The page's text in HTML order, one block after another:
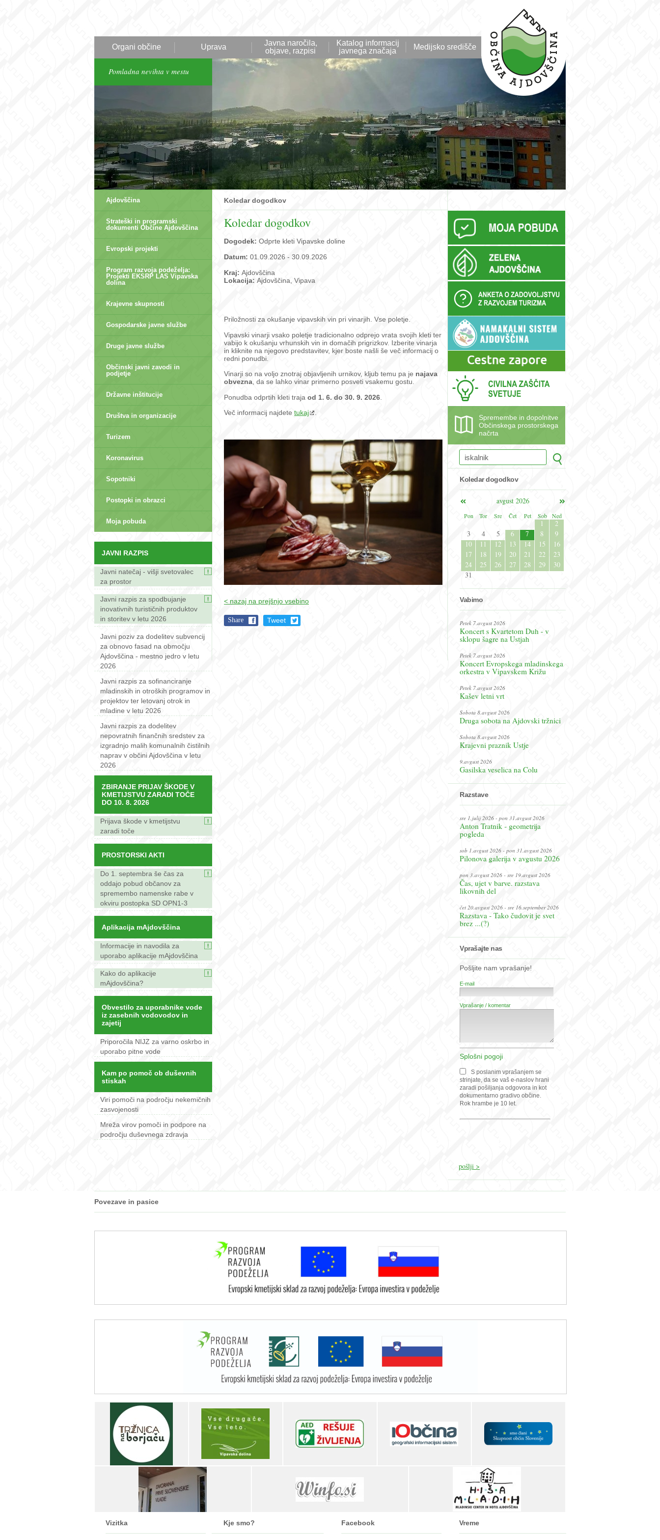
Organi občine Uprava
Javna naročila,
objave, razpisi
Katalog informacij
javnega značaja
Medijsko središče
Pomladna nevihta v mestu
Ajdovščina
Strateški in programski
dokumenti Občine Ajdovščina
Evropski projekti
Program razvoja podeželja:
Projekti EKSRP LAS Vipavska
dolina
Krajevne skupnosti
Gospodarske javne službe
Druge javne službe
Občinski javni zavodi in
podjetje
Državne inštitucije
Društva in organizacije
Turizem
Koronavirus
Sopotniki
Postopki in obrazci
Moja pobuda
JAVNI RAZPIS
Javni natečaj - višji svetovalec
za prostor
Javni razpis za spodbujanje
inovativnih turističnih produktov
in storitev v letu 2026
Javni poziv za dodelitev subvencij
za obnovo fasad na območju
Ajdovščina - mestno jedro v letu
2026
Javni razpis za sofinanciranje
mladinskih in otroških programov in
projektov ter letovanj otrok in
mladine v letu 2026
Javni razpis za dodelitev
nepovratnih finančnih sredstev za
izgradnjo malih komunalnih čistilnih
naprav v občini Ajdovščina v letu
2026
ZBIRANJE PRIJAV ŠKODE V
KMETIJSTVU ZARADI TOČE
DO 10. 8. 2026
Prijava škode v kmetijstvu
zaradi toče
PROSTORSKI AKTI
Do 1. septembra še čas za
oddajo pobud občanov za
spremembo namenske rabe v
okviru postopka SD OPN1-3
Aplikacija mAjdovščina
Informacije in navodila za
uporabo aplikacije mAjdovščina
Kako do aplikacije
mAjdovščina?
Obvestilo za uporabnike vode
iz zasebnih vodovodov in
zajetij
Priporočila NIJZ za varno oskrbo in
uporabo pitne vode
Kam po pomoč ob duševnih
stiskah
Viri pomoči na področju nekemičnih
zasvojenosti
Mreža virov pomoči in podpore na
področju duševnega zdravja
Koledar dogodkov
Koledar dogodkov
Dogodek: Odprte kleti Vipavske doline
Datum: 01.09.2026 - 30.09.2026
Kraj: Ajdovščina
Lokacija: Ajdovščina, Vipava
Priložnosti za okušanje vipavskih vin pri vinarjih. Vse poletje.
Vipavski vinarji vsako poletje tradicionalno odprejo vrata svojih kleti ter
vabijo k okušanju vrhunskih vin in domačih prigrizkov. Izberite vinarja
in kliknite na njegovo predstavitev, kjer boste našli še več informacij o
redni ponudbi.
Vinarji so na voljo znotraj objavljenih urnikov, kljub temu pa je najava
obvezna , da se lahko vinar primerno posveti vsakemu gostu.
Ponudba odprtih kleti traja od 1. 6. do 30. 9. 2026
Več informacij najdete tukaj
< nazaj na prejšnjo vsebino
Share Tweet
Spremembe in dopolnitve
Občinskega prostorskega
načrta
Koledar dogodkov
avgust 2026
Pon
Tor Sre Čet Pet Sob Ned
1
2
3
4 5 6 7 8
9
10
11 12 13 14 15
16
17
18 19 20 21 22
23
24
25 26 27 28 29
30
31
Vabimo
Petek 7.avgust 2026
Koncert s Kvartetom Duh - v
sklopu šagre na Ustjah
Petek 7.avgust 2026
Koncert Evropskega mladinskega
orkestra v Vipavskem Križu
Petek 7.avgust 2026
Kašev letni vrt
Sobota 8.avgust 2026
Druga sobota na Ajdovski tržnici
Sobota 8.avgust 2026
Krajevni praznik Ustje
9.avgust 2026
Gasilska veselica na Colu
Razstave
sre 1.julij 2026 - pon 31.avgust 2026
Anton Tratnik - geometrija
pogleda
sob 1.avgust 2026 - pon 31.avgust 2026
Pilonova galerija v avgustu 2026
pon 3.avgust 2026 - sre 19.avgust 2026
Čas, ujet v barve. razstava
likovnih del
čet 20.avgust 2026 - sre 16.september 2026
Razstava - Tako čudovit je svet
brez ...(?)
Vprašajte nas
Pošljite nam vprašanje!
E-mail
Vprašanje / komentar
Splošni pogoji
S poslanim vprašanjem se
strinjate, da se vaš e-naslov hrani
zaradi pošiljanja odgovora in kot
dokumentarno gradivo občine.
Rok hrambe je 10 let.
Povezave in pasice
Vizitka Kje smo? Facebook Vreme